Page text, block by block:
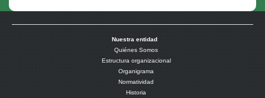
Nuestra entidad
Quiénes Somos
Estructura organizacional
Organigrama
Normatividad
Historia